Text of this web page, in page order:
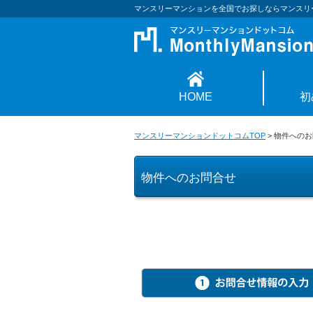
マンスリーマンションを全国でお探しならマンス
HOME 初
マンスリーマンションドットコムTOP > 物件への
物件へのお問合せ